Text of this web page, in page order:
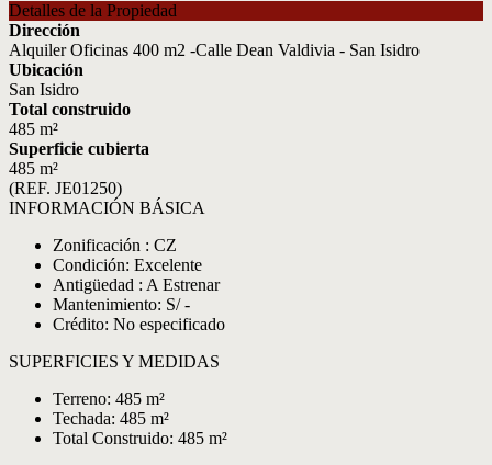
Detalles de la Propiedad
Dirección
Alquiler Oficinas 400 m2 -Calle Dean Valdivia - San Isidro
Ubicación
San Isidro
Total construido
485 m²
Superficie cubierta
485 m²
(REF. JE01250)
INFORMACIÓN BÁSICA
Zonificación : CZ
Condición: Excelente
Antigüedad : A Estrenar
Mantenimiento: S/ -
Crédito: No especificado
SUPERFICIES Y MEDIDAS
Terreno: 485 m²
Techada: 485 m²
Total Construido: 485 m²